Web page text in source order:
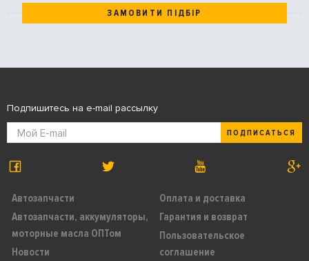
ЗАМОВИТИ ПІДБІР
Автозапчасти
Автозапчасти, аккумуляторы,
моторные масла ОПТом
Новости
Оплата и доставка
Гарантия и возврат
Пользовательское
соглашение
Подпишитесь на e-mail рассылку
ПОДПИСАТЬСЯ